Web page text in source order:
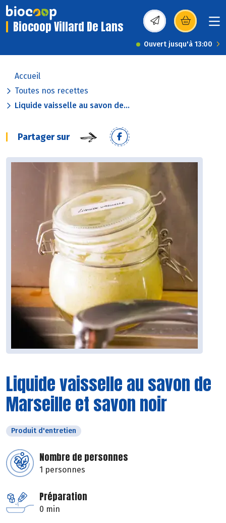
Biocoop Villard De Lans (s’ouvre dans une
Ouvert jusqu'à 13:00
Accueil
Toutes nos recettes
Liquide vaisselle au savon de...
Partager sur
Liquide vaisselle au savon de
Marseille et savon noir
Produit d'entretien
Nombre de personnes
1 personnes
Préparation
0 min